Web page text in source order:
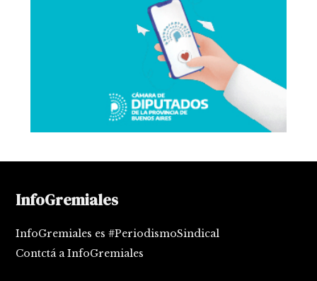
InfoGremiales
InfoGremiales es #PeriodismoSindical
Contctá a InfoGremiales